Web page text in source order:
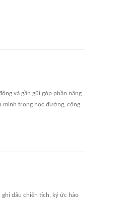
và gần gũi góp phần nâng
minh trong học đường, cộng
dấu chiến tích, ký ức hào